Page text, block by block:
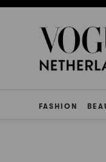
FASHION